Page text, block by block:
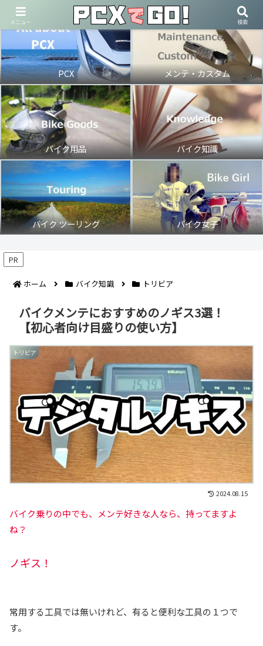
PCX メンテ・カスタム
バイク用品 バイク知識
バイク ツーリング バイク女子
PR
ホーム バイク知識 トリビア
バイクメンテにおすすめのノギス3選！
【初心者向け目盛りの使い方】
トリビア
2024.08.15
バイク乗りの中でも、メンテ好きな人なら、持ってますよ
ね？
ノギス！
常用する工具では無いけれど、有ると便利な工具の１つで
す。
メニュー 検索